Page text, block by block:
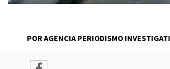
POR AGENCIA PERIODISMO